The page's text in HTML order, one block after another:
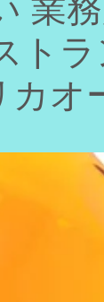
ト
オ